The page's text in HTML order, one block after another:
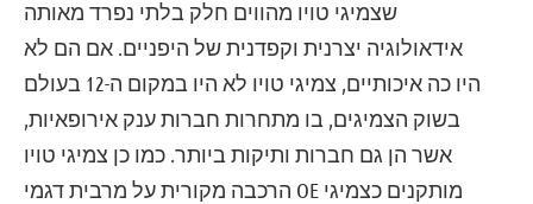
שצמיגי טויו מהווים חלק בלתי נפרד מאותה
אידאולוגיה יצרנית וקפדנית של היפניים. אם הם לא
היו כה איכותיים, צמיגי טויו לא היו במקום ה-12 בעולם
בשוק הצמיגים, בו מתחרות חברות ענק אירופאיות,
אשר הן גם חברות ותיקות ביותר. כמו כן צמיגי טויו
מותקנים כצמיגי OE הרכבה מקורית על מרבית דגמי